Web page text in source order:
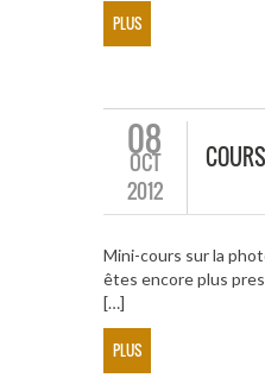
PLUS
08
OCT
2012
Mini-cours sur la
êtes encore plus
[…]
PLUS